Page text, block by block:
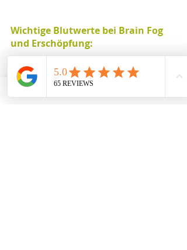
Wichtige Blutwerte bei Brain Fog
und Erschöpfung:
Vitamin D (25-OH-Vitamin
D): Wichtig für Immunsystem,